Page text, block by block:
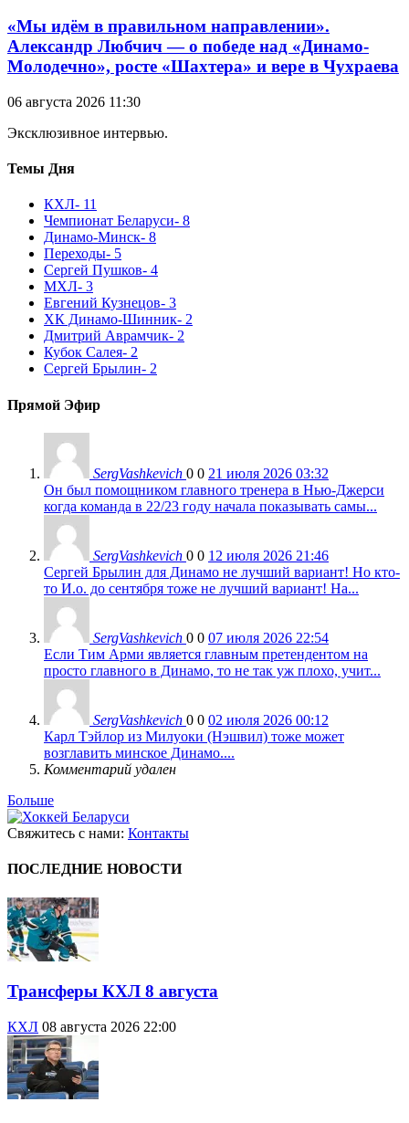
«Мы идём в правильном направлении».
Александр Любчич — о победе над «Динамо-
Молодечно», росте «Шахтера» и вере в Чухраева
06 августа 2026 11:30
Эксклюзивное интервью.
Темы Дня
КХЛ- 11
Чемпионат Беларуси- 8
Динамо-Минск- 8
Переходы- 5
Сергей Пушков- 4
МХЛ- 3
Евгений Кузнецов- 3
ХК Динамо-Шинник- 2
Дмитрий Аврамчик- 2
Кубок Салея- 2
Сергей Брылин- 2
Прямой Эфир
SergVashkevich 0 0 21 июля 2026 03:32
Он был помощником главного тренера в Нью-Джерси
когда команда в 22/23 году начала показывать самы...
SergVashkevich 0 0 12 июля 2026 21:46
Сергей Брылин для Динамо не лучший вариант! Но кто-
то И.о. до сентября тоже не лучший вариант! На...
SergVashkevich 0 0 07 июля 2026 22:54
Если Тим Арми является главным претендентом на
просто главного в Динамо, то не так уж плохо, учит...
SergVashkevich 0 0 02 июля 2026 00:12
Карл Тэйлор из Милуоки (Нэшвил) тоже может
возглавить минское Динамо....
Комментарий удален
Больше
Свяжитесь с нами: Контакты
ПОСЛЕДНИЕ НОВОСТИ
Трансферы КХЛ 8 августа
КХЛ 08 августа 2026 22:00